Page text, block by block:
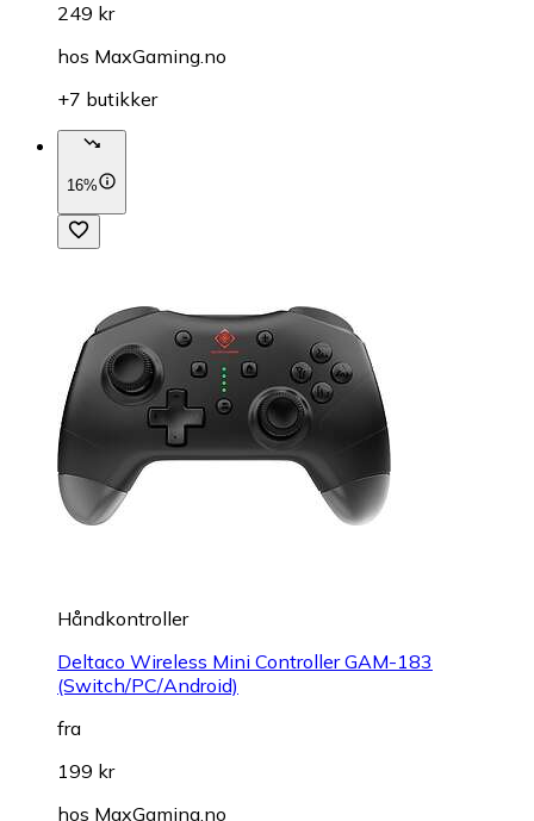
249 kr
hos MaxGaming.no
+7 butikker
16%
Håndkontroller
Deltaco Wireless Mini Controller GAM-183
(Switch/PC/Android)
fra
199 kr
hos MaxGaming.no